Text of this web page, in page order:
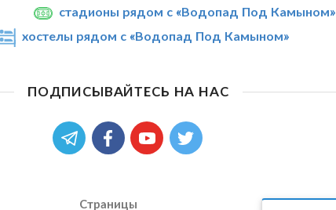
стадионы рядом с «Водопад Под Камыном»
хостелы рядом с «Водопад Под Камыном»
ПОДПИСЫВАЙТЕСЬ НА НАС
Страницы